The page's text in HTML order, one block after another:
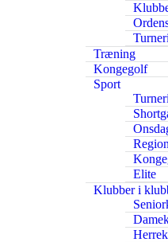
Træning
Kongegolf
Sport
Elite
Klubber i